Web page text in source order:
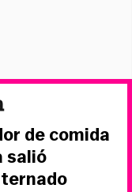
de comida
salió